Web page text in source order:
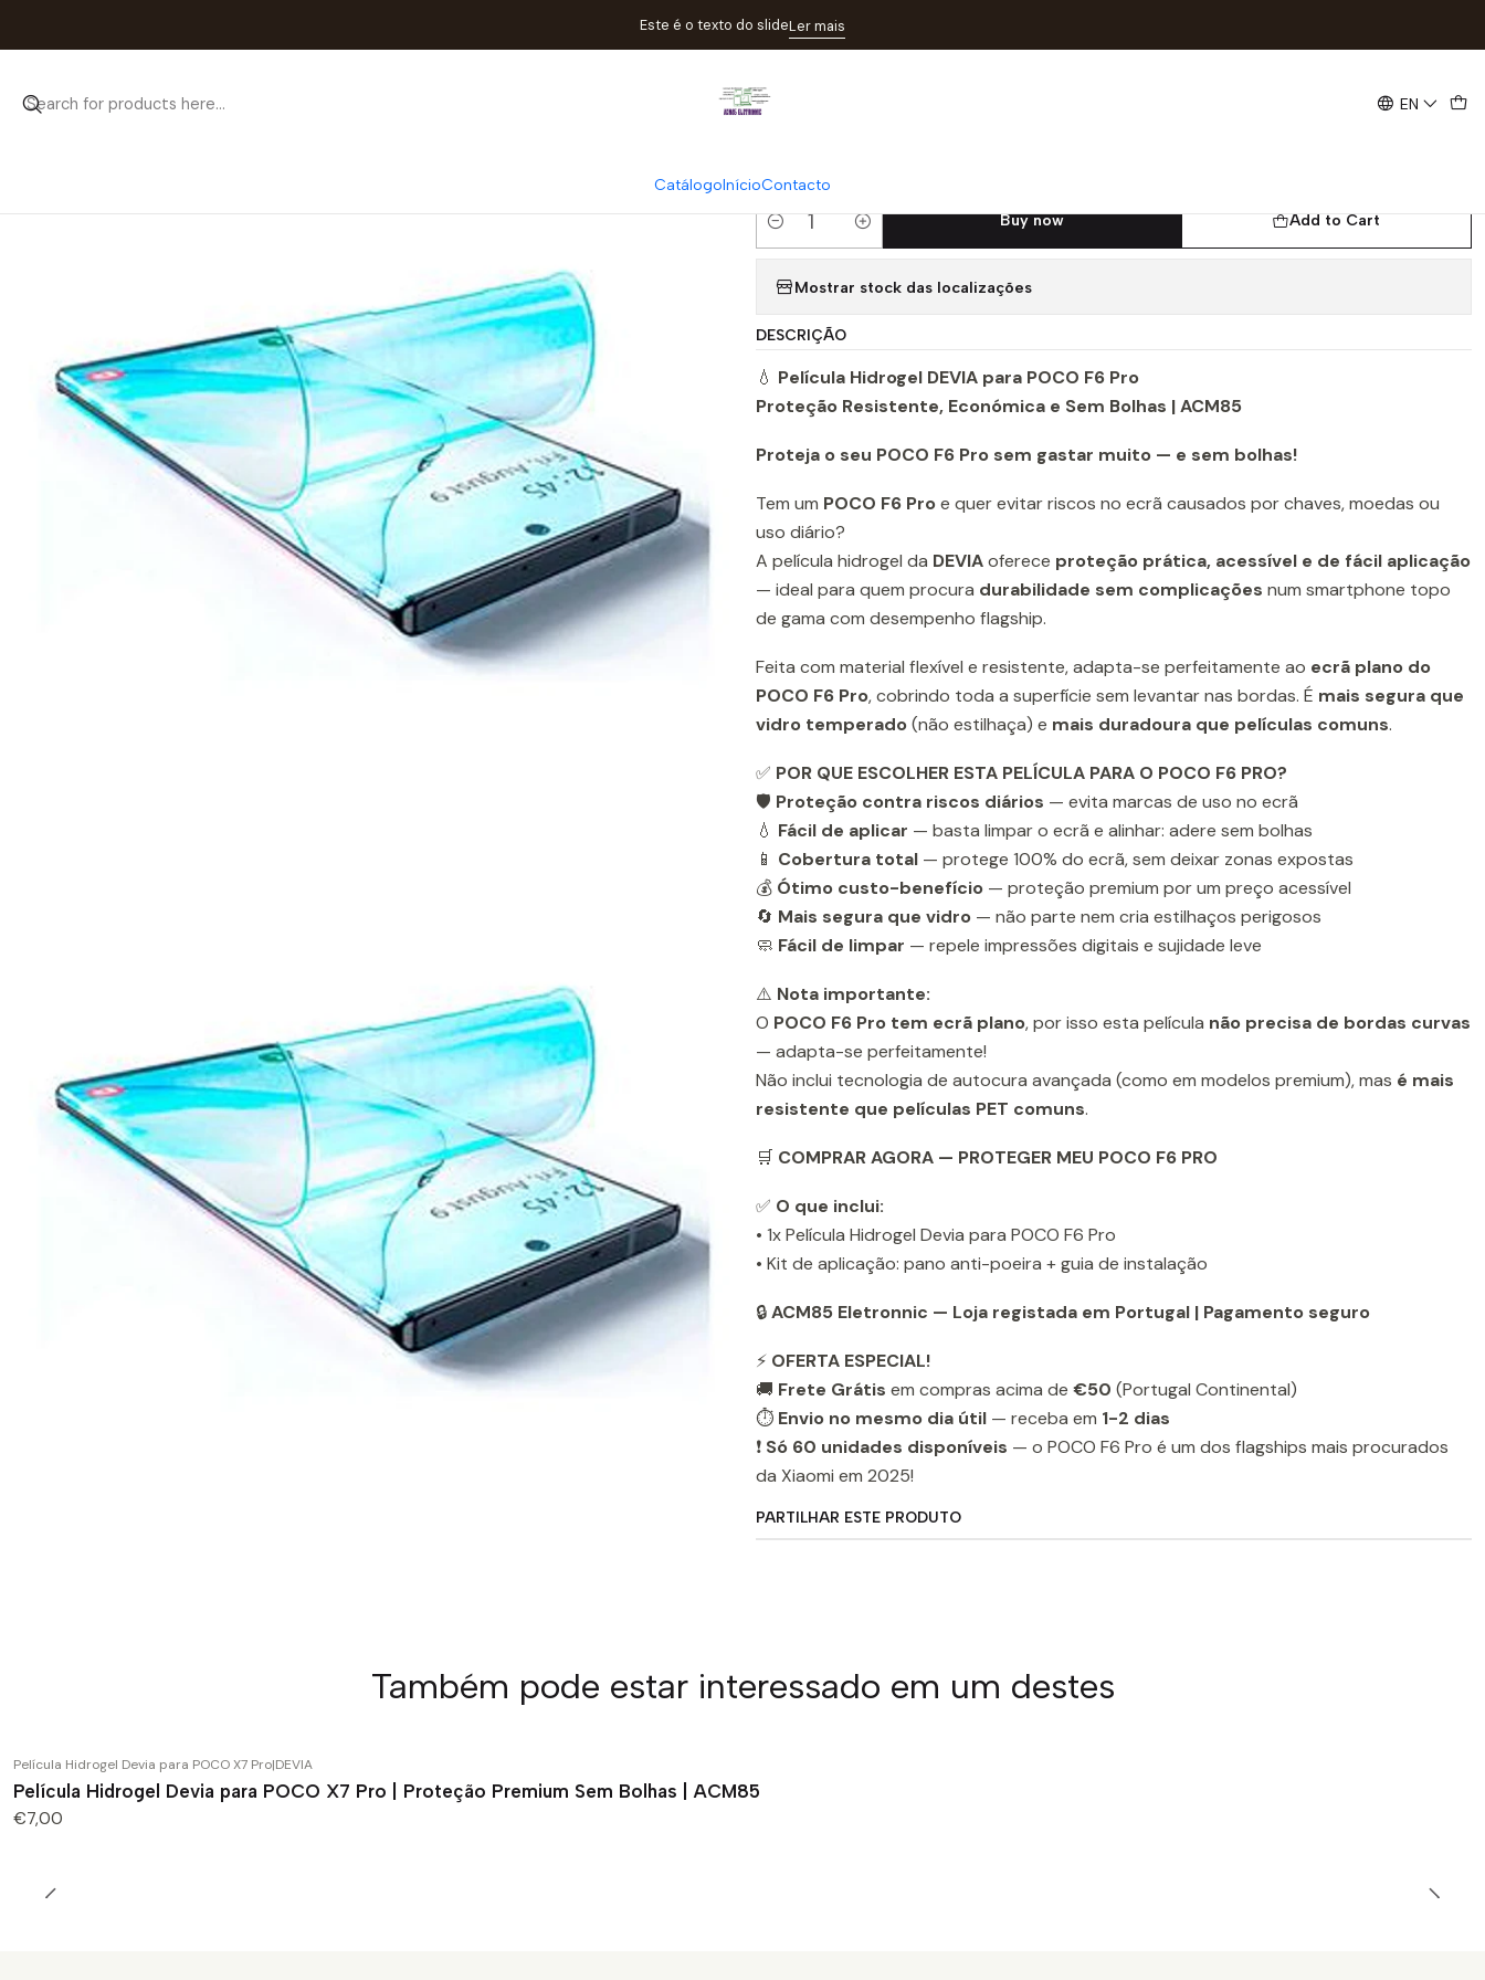
EN
CatálogoInícioContacto
Este é o texto do slideLer mais
Película Hidrogel Devia para POCO F6 Pro | Proteção Resistente e Sem Bolhas | ACM85
|
Película Hidrogel Devia para POCO F6 Pro |
Quantity
Add to Cart
Buy now
Mostrar stock das localizações
DESCRIÇÃO
💧 Película Hidrogel DEVIA para POCO F6 Pro
Proteção Resistente, Económica e Sem Bolhas | ACM85
Proteja o seu POCO F6 Pro sem gastar muito — e sem bolhas!
Tem um POCO F6 Proe quer evitar riscos no ecrã causados por chaves, moedas ou
uso diário?
A película hidrogel da DEVIAoferece proteção prática, acessível e de fácil aplicação
— ideal para quem procura durabilidade sem complicações num smartphone topo
de gama com desempenho flagship.
Feita com material flexível e resistente, adapta-se perfeitamente ao ecrã plano do
POCO F6 Pro, cobrindo toda a superfície sem levantar nas bordas. É mais segura que
vidro temperado(não estilhaça) e mais duradoura que películas comuns.
✅ POR QUE ESCOLHER ESTA PELÍCULA PARA O POCO F6 PRO?
🛡️ Proteção contra riscos diários — evita marcas de uso no ecrã
💧 Fácil de aplicar — basta limpar o ecrã e alinhar: adere sem bolhas
📱 Cobertura total — protege 100% do ecrã, sem deixar zonas expostas
💰 Ótimo custo-benefício — proteção premium por um preço acessível
🔄 Mais segura que vidro — não parte nem cria estilhaços perigosos
🧼 Fácil de limpar — repele impressões digitais e sujidade leve
⚠️ Nota importante:
O POCO F6 Pro tem ecrã plano, por isso esta película não precisa de bordas curvas
— adapta-se perfeitamente!
Não inclui tecnologia de autocura avançada (como em modelos premium), mas é mais
resistente que películas PET comuns.
🛒 COMPRAR AGORA — PROTEGER MEU POCO F6 PRO
✅ O que inclui:
• 1x Película Hidrogel Devia para POCO F6 Pro
• Kit de aplicação: pano anti-poeira + guia de instalação
🔒ACM85 Eletronnic — Loja registada em Portugal | Pagamento seguro
⚡ OFERTA ESPECIAL!
🚚 Frete Grátis em compras acima de €50 (Portugal Continental)
⏱️ Envio no mesmo dia útil — receba em 1-2 dias
❗ Só 60 unidades disponíveis — o POCO F6 Pro é um dos flagships mais procurados
da Xiaomi em 2025!
PARTILHAR ESTE PRODUTO
Também pode estar interessado em um destes
Película Hidrogel Devia para POCO X7 Pro|DEVIA
Película Hidrogel Devia para POCO X7 Pro | Proteção Premium Sem Bolhas | ACM85
€7,00